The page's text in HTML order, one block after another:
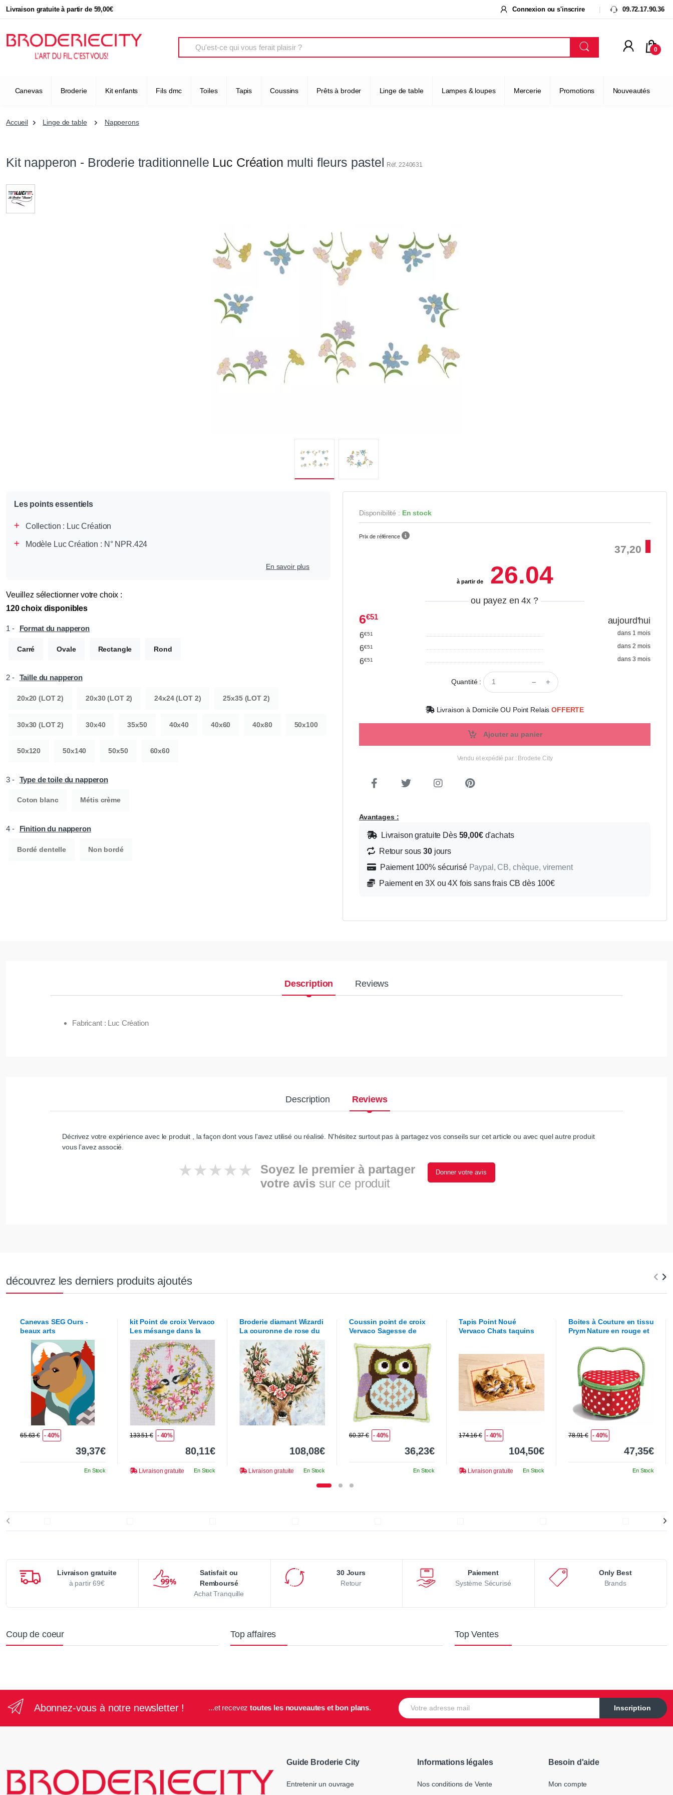
Livraison gratuite à partir de 59,00€ Connexion ou s'inscrire 09.72.17.90.36
0
Canevas Broderie Kit enfants Fils dmc Toiles Tapis Coussins Prêts à broder Linge de table Lampes & loupes Mercerie Promotions Nouveautés
Accueil Linge de table Napperons
Kit napperon - Broderie traditionnelle Luc Création multi fleurs pastel Réf. 2240631
Les points essentiels
Collection : Luc Création
Modèle Luc Création : N° NPR.424
En savoir plus
Veuillez sélectionner votre choix :
120 choix disponibles
1 - Format du napperon
Carré Ovale Rectangle Rond
2 - Taille du napperon
20x20 (LOT 2) 20x30 (LOT 2) 24x24 (LOT 2) 25x35 (LOT 2)
30x30 (LOT 2) 30x40 35x50 40x40 40x60 40x80 50x100
50x120 50x140 50x50 60x60
3 - Type de toile du napperon
Coton blanc Métis crème
4 - Finition du napperon
Bordé dentelle Non bordé
Disponibilité : En stock
Prix de référence
37,20
à partir de26.04
ou payez en 4x ?
6€51 aujourd'hui
6€51 dans 1 mois
6€51 dans 2 mois
6€51 dans 3 mois
Quantité :
Livraison à Domicile OU Point RelaisOFFERTE
Ajouter au panier
Vendu et expédié par : Broderie City
Avantages :
Livraison gratuite Dès 59,00€d'achats
Retour sous30jours
Paiement 100% sécurisé Paypal, CB, chèque, virement
Paiement en 3X ou 4X fois sans frais CB dès 100€
Description Reviews
Fabricant : Luc Création
Description Reviews
Décrivez votre expérience avec le produit , la façon dont vous l'avez utilisé ou réalisé. N'hésitez surtout pas à partagez vos conseils sur cet article ou avec quel autre produit
vous l'avez associé.
Soyez le premier à partager
votre avis sur ce produit
Donner votre avis
découvrez les derniers produits ajoutés
Canevas SEG Ours -
beaux arts
65.63 € - 40%
39,37€
En Stock
kit Point de croixVervaco
Les mésange dans la
couronne
133.51 € - 40%
80,11€
Livraison gratuite En Stock
Broderie diamant Wizardi
La couronne de rose du
cerf majestueux
108,08€
Livraison gratuite En Stock
Coussin point de croix
Vervaco Sagesse de
60.37 € - 40%
36,23€
En Stock
Tapis Point Noué
Vervaco Chats taquins
174.16 € - 40%
104,50€
Livraison gratuite En Stock
Boites à Couture en tissu
PrymNature en rouge et
78.91 € - 40%
47,35€
En Stock
Livraison gratuite
à partir 69€
Satisfait ou
Remboursé
Achat Tranquille
30 Jours
Retour
Paiement
Système Sécurisé
Only Best
Brands
Coup de coeur Top affaires Top Ventes
Abonnez-vous à notre newsletter ! ...et receveztoutes les nouveautes et bon plans.
E-mail
Inscription
Guide Broderie City
Entretenir un ouvrage
Informations légales
Nos conditions de Vente
Besoin d'aide
Mon compte